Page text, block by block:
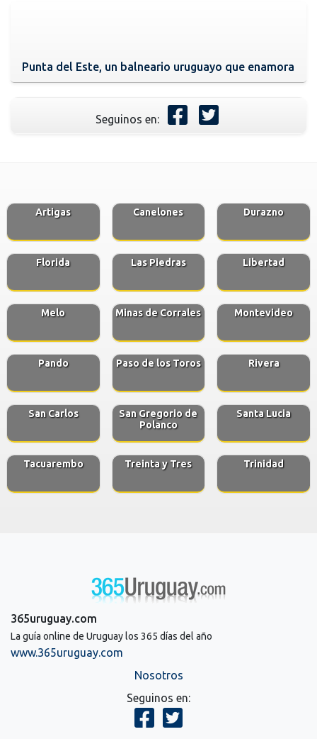
Punta del Este, un balneario uruguayo que enamora
Seguinos en:
Artigas Canelones Durazno
Florida Las Piedras Libertad
Melo Minas de Corrales Montevideo
Pando Paso de los Toros Rivera
San Carlos
San Gregorio de
Polanco
Santa Lucia
Tacuarembo Treinta y Tres Trinidad
365uruguay.com
La guía online de Uruguay los 365 días del año
www.365uruguay.com
Nosotros
Seguinos en: